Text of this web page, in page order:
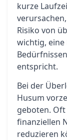
kurze
Risiko von
wichtig, eine
entspricht.
Bei der
Husum
geboten.
finanziellen
reduzieren